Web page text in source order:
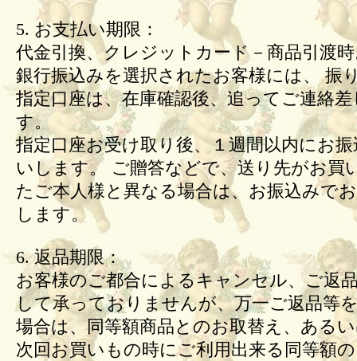
5. お支払い期限：
代金引換、クレジットカード－商品引渡
銀行振込みを選択されたお客様には、 振
指定口座は、在庫確認後、追ってご連絡
す。
指定口座お受け取り後、１週間以内にお
いします。 ご贈答などで、送り先がお買
たご本人様と異なる場合は、お振込みで
します。
6. 返品期限：
お客様のご都合によるキャンセル、ご返
して承っておりませんが、万一ご返品等
場合は、同等額商品とのお取替え、ある
次回お買いもの時にご利用出来る同等額